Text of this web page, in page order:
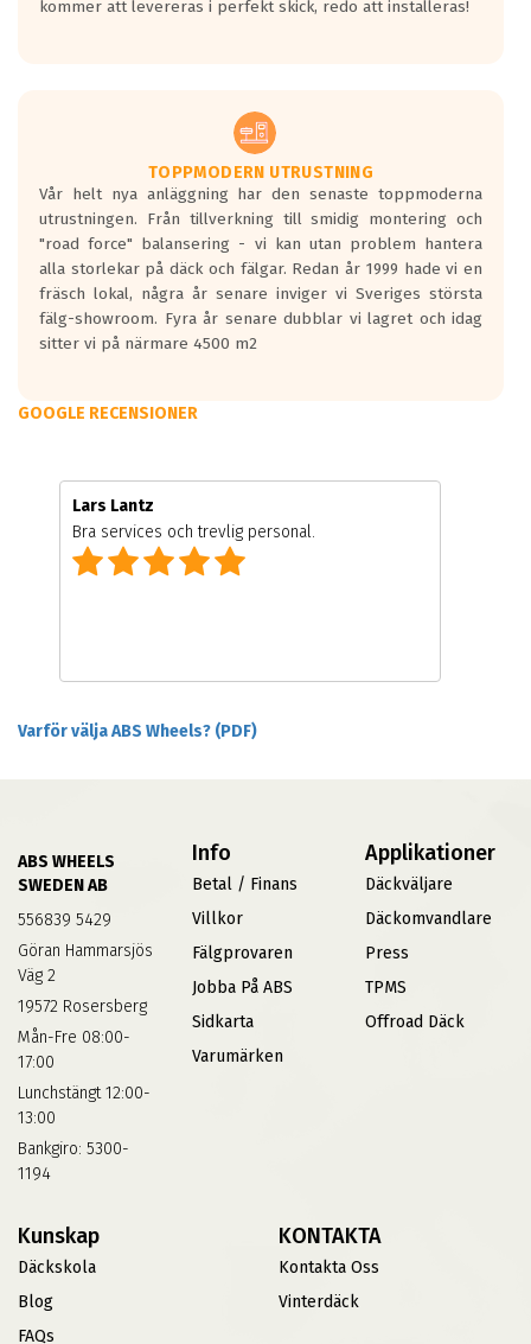
kommer att levereras i perfekt skick, redo att installeras!
TOPPMODERN UTRUSTNING
Vår helt nya anläggning har den senaste toppmoderna
utrustningen. Från tillverkning till smidig montering och
"road force" balansering - vi kan utan problem hantera
alla storlekar på däck och fälgar. Redan år 1999 hade vi en
fräsch lokal, några år senare inviger vi Sveriges största
fälg-showroom. Fyra år senare dubblar vi lagret och idag
sitter vi på närmare 4500 m2
GOOGLE RECENSIONER
Lars Lantz
Bra services och trevlig personal.
Varför välja ABS Wheels? (PDF)
ABS WHEELS
SWEDEN AB
556839 5429
Göran Hammarsjös
Väg 2
19572 Rosersberg
Mån-Fre 08:00-
17:00
Lunchstängt 12:00-
13:00
Bankgiro: 5300-
1194
Info
Betal / Finans
Villkor
Fälgprovaren
Jobba På ABS
Sidkarta
Varumärken
Applikationer
Däckväljare
Däckomvandlare
Press
TPMS
Offroad Däck
Kunskap
Däckskola
Blog
FAQs
KONTAKTA
Kontakta Oss
Vinterdäck